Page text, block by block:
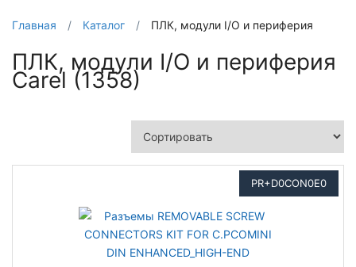
Главная / Каталог / ПЛК, модули I/O и периферия
ПЛК, модули I/O и периферия
Carel (1358)
PR+D0CON0E0